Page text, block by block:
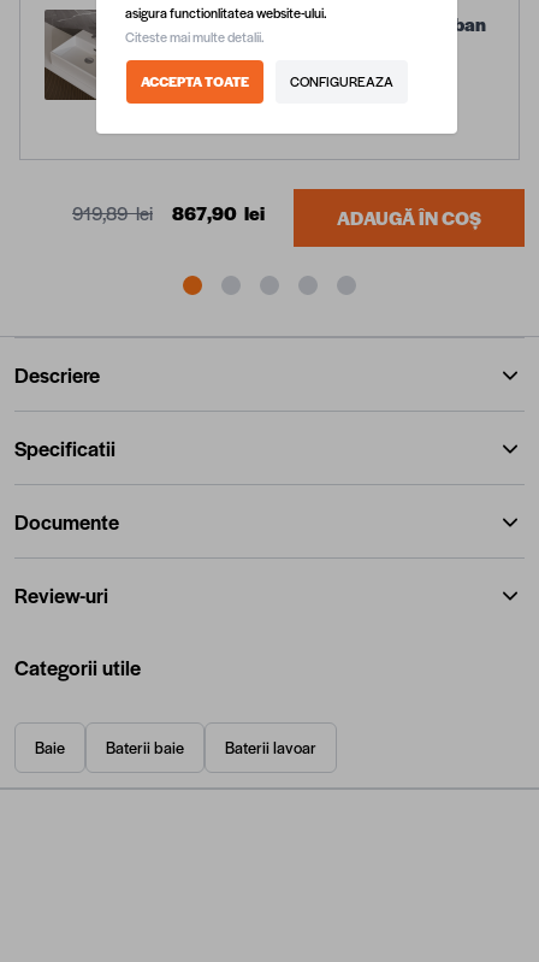
Lavoar baie pe blat Celesta Urban
baterie, ceramica, alb mat
919,89 lei 867,90 lei ADAUGĂ ÎN COȘ
Descriere
Specificatii
Documente
Review-uri
Categorii utile
Baie Baterii baie Baterii lavoar
asigura functionlitatea website-ului.
Citeste mai multe detalii.
ACCEPTA TOATE CONFIGUREAZA